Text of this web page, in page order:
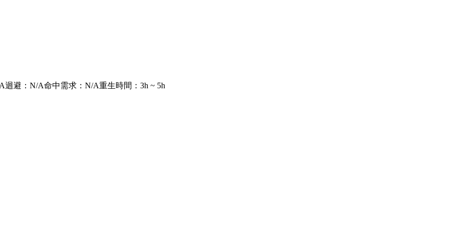
迴避 ： N/A命中需求 ： N/A重生時間 ： 3h ~ 5h